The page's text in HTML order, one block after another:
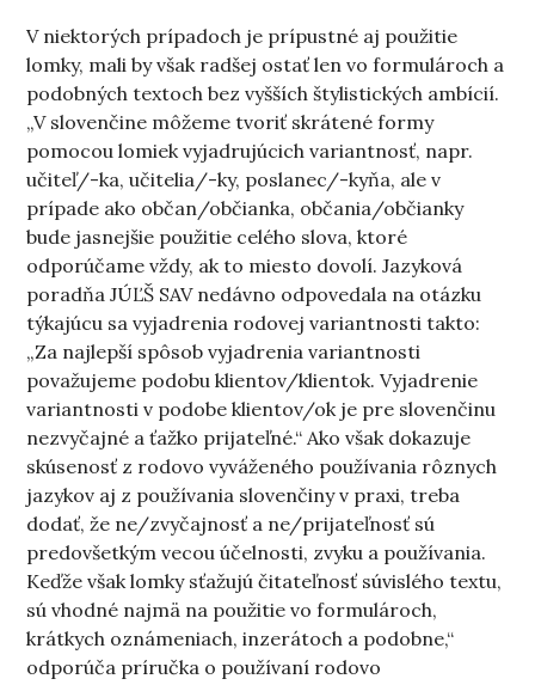
V niektorých prípadoch je prípustné aj použitie
lomky, mali by však radšej ostať len vo formulároch a
podobných textoch bez vyšších štylistických ambícií.
„V slovenčine môžeme tvoriť skrátené formy
pomocou lomiek vyjadrujúcich variantnosť, napr.
učiteľ/-ka, učitelia/-ky, poslanec/-kyňa, ale v
prípade ako občan/občianka, občania/občianky
bude jasnejšie použitie celého slova, ktoré
odporúčame vždy, ak to miesto dovolí. Jazyková
poradňa JÚĽŠ SAV nedávno odpovedala na otázku
týkajúcu sa vyjadrenia rodovej variantnosti takto:
„Za najlepší spôsob vyjadrenia variantnosti
považujeme podobu klientov/klientok. Vyjadrenie
variantnosti v podobe klientov/ok je pre slovenčinu
nezvyčajné a ťažko prijateľné.“ Ako však dokazuje
skúsenosť z rodovo vyváženého používania rôznych
jazykov aj z používania slovenčiny v praxi, treba
dodať, že ne/zvyčajnosť a ne/prijateľnosť sú
predovšetkým vecou účelnosti, zvyku a používania.
Keďže však lomky sťažujú čitateľnosť súvislého textu,
sú vhodné najmä na použitie vo formulároch,
krátkych oznámeniach, inzerátoch a podobne,“
odporúča príručka o používaní rodovo